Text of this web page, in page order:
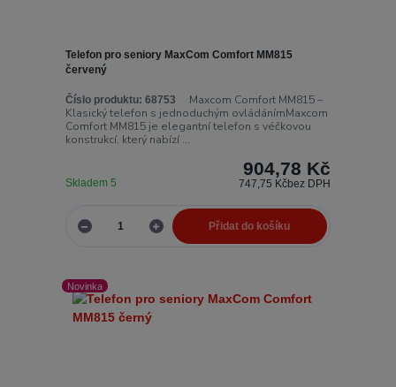
Telefon pro seniory MaxCom Comfort MM815
červený
Číslo produktu: 68753
Maxcom Comfort MM815 –
Klasický telefon s jednoduchým ovládánímMaxcom
Comfort MM815 je elegantní telefon s véčkovou
konstrukcí, který nabízí ...
904,78 Kč
747,75 Kčbez DPH
Skladem 5
Přidat do košíku
Novinka